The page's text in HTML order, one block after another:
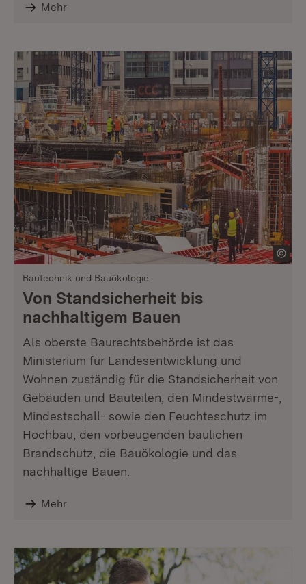
Mehr
Bautechnik und Bauökologie
Von Standsicherheit bis
nachhaltigem Bauen
Als oberste Baurechtsbehörde ist das
Ministerium für Landesentwicklung und
Wohnen zuständig für die Standsicherheit von
Gebäuden und Bauteilen, den Mindestwärme-,
Mindestschall- sowie den Feuchteschutz im
Hochbau, den vorbeugenden baulichen
Brandschutz, die Bauökologie und das
nachhaltige Bauen.
Mehr